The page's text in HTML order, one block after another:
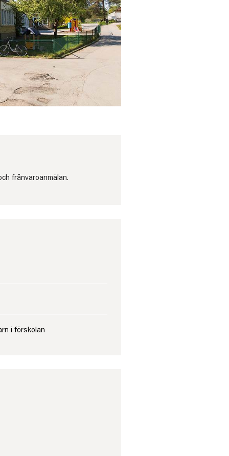
frånvaroanmälan.
i förskolan